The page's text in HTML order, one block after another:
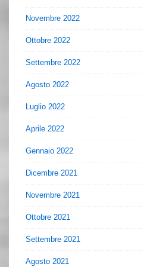
Novembre 2022
Ottobre 2022
Settembre 2022
Agosto 2022
Luglio 2022
Aprile 2022
Gennaio 2022
Dicembre 2021
Novembre 2021
Ottobre 2021
Settembre 2021
Agosto 2021